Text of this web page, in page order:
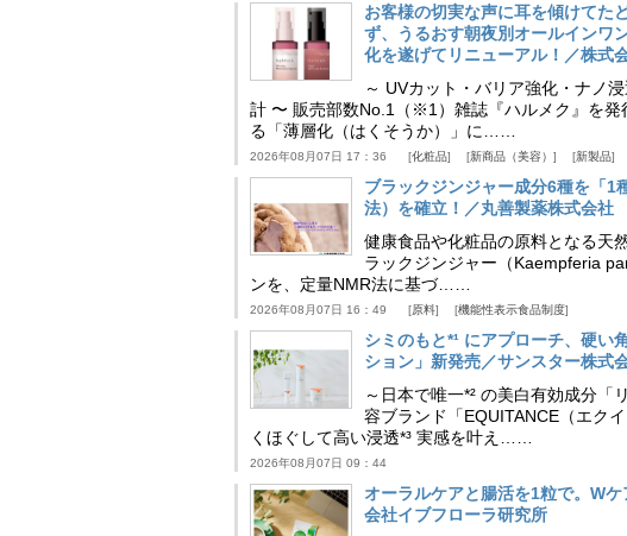
お客様の切実な声に耳を傾けて
ず、うるおす朝夜別オールインワ
化を遂げてリニューアル！／株式
～ UVカット・バリア強化・ナノ
計 〜 販売部数No.1（※1）雑誌『ハルメク』を
る「薄層化（はくそうか）」に……
2026年08月07日 17：36 化粧品 新商品（美容） 新製品
ブラックジンジャー成分6種を「1
法）を確立！／丸善製薬株式会社
健康食品や化粧品の原料となる天
ラックジンジャー（Kaempferia
ンを、定量NMR法に基づ……
2026年08月07日 16：49 原料 機能性表示食品制度
シミのもと*¹ にアプローチ、硬い
ション」新発売／サンスター株式
～日本で唯一*² の美白有効成分「
容ブランド「EQUITANCE（エク
くほぐして高い浸透*³ 実感を叶え……
2026年08月07日 09：44
オーラルケアと腸活を1粒で。W
会社イブフローラ研究所